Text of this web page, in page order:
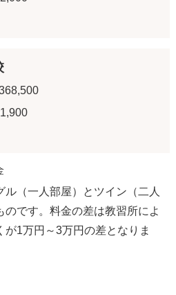
ル（一人部屋）とツイン（二人
です。料金の差は教習所によ
が1万円～3万円の差となりま